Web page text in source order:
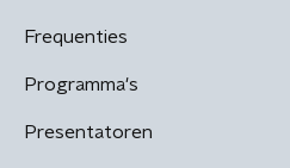
Frequenties
Programma's
Presentatoren